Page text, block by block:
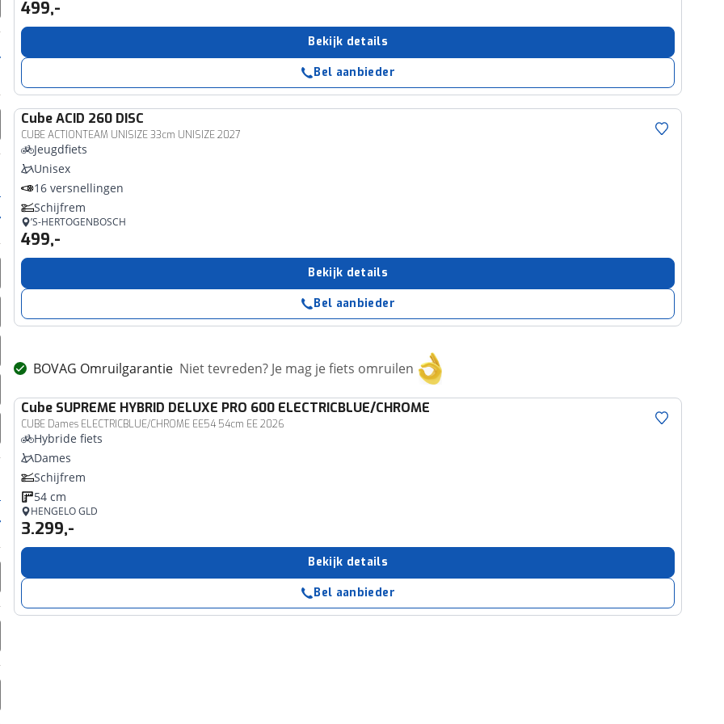
499,-
Bekijk details
Bel aanbieder
Cube ACID 260 DISC
CUBE ACTIONTEAM UNISIZE 33cm UNISIZE 2027
Jeugdfiets
Unisex
16 versnellingen
Schijfrem
’S-HERTOGENBOSCH
499,-
Bekijk details
Bel aanbieder
BOVAG Omruilgarantie Niet tevreden? Je mag je fiets omruilen
Cube SUPREME HYBRID DELUXE PRO 600 ELECTRICBLUE/CHROME
CUBE Dames ELECTRICBLUE/CHROME EE54 54cm EE 2026
Hybride fiets
Dames
Schijfrem
54 cm
HENGELO GLD
3.299,-
Bekijk details
Bel aanbieder